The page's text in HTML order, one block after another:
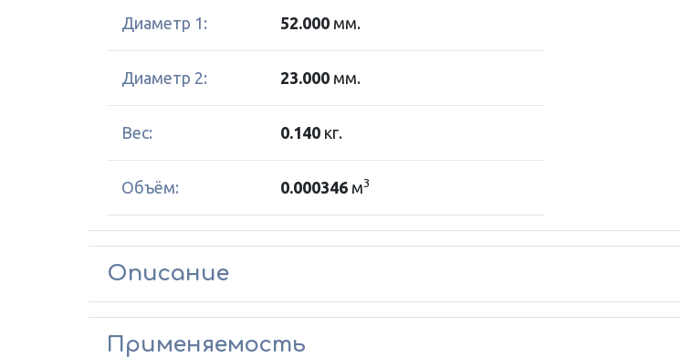
Диаметр 1: 52.000 мм.
Диаметр 2: 23.000 мм.
Вес: 0.140 кг.
Объём: 0.000346 м3
Описание
Применяемость